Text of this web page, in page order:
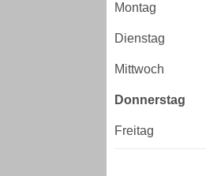
Montag
Dienstag
Mittwoch
Donnerstag
Freitag